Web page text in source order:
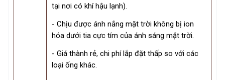
tại nơi có khí hậu lạnh).
- Chịu được ánh nắng mặt trời không bị ion
hóa dưới tia cực tím của ánh sáng mặt trời.
- Giá thành rẻ, chi phí lắp đặt thấp so với các
loại ống khác.